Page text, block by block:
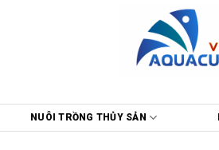
NUÔI TRỒNG THỦY SẢN